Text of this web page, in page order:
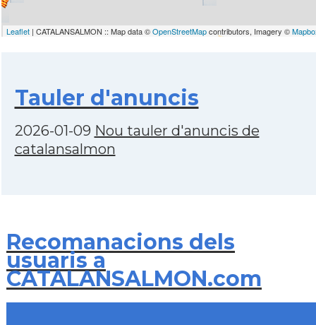
Leaflet | CATALANSALMON :: Map data ©OpenStreetMapcontributors, Imagery ©
Tauler d'anuncis
2026-01-09 Nou tauler d'anuncis de
catalansalmon
Recomanacions dels
usuaris a
CATALANSALMON.com